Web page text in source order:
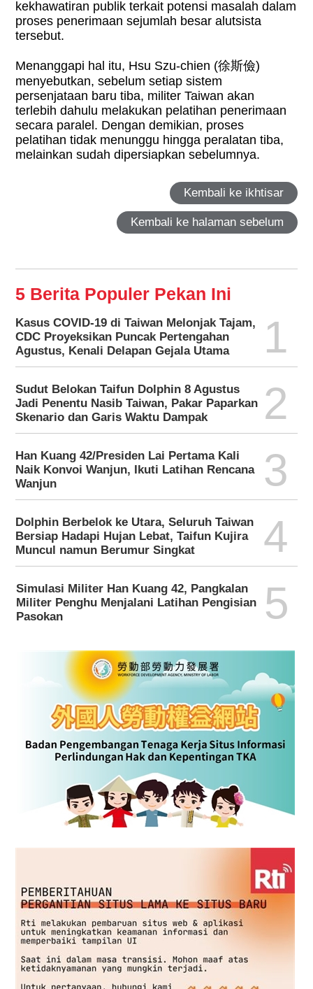
kekhawatiran publik terkait potensi masalah dalam
proses penerimaan sejumlah besar alutsista
tersebut.
Menanggapi hal itu, Hsu Szu-chien (徐斯儉)
menyebutkan, sebelum setiap sistem
persenjataan baru tiba, militer Taiwan akan
terlebih dahulu melakukan pelatihan penerimaan
secara paralel. Dengan demikian, proses
pelatihan tidak menunggu hingga peralatan tiba,
melainkan sudah dipersiapkan sebelumnya.
Kembali ke ikhtisar
Kembali ke halaman sebelum
5 Berita Populer Pekan Ini
Kasus COVID-19 di Taiwan Melonjak Tajam,
CDC Proyeksikan Puncak Pertengahan
Agustus, Kenali Delapan Gejala Utama
1
Sudut Belokan Taifun Dolphin 8 Agustus
Jadi Penentu Nasib Taiwan, Pakar Paparkan
Skenario dan Garis Waktu Dampak
2
Han Kuang 42/Presiden Lai Pertama Kali
Naik Konvoi Wanjun, Ikuti Latihan Rencana
Wanjun
3
Dolphin Berbelok ke Utara, Seluruh Taiwan
Bersiap Hadapi Hujan Lebat, Taifun Kujira
Muncul namun Berumur Singkat
4
Simulasi Militer Han Kuang 42, Pangkalan
Militer Penghu Menjalani Latihan Pengisian
Pasokan
5